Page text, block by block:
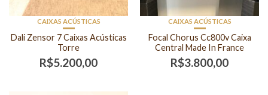
CAIXAS ACÚSTICAS
Dali Zensor 7 Caixas Acústicas
Torre
R$5.200,00
CAIXAS ACÚSTICAS
Focal Chorus Cc800v Caixa
Central Made In France
R$3.800,00